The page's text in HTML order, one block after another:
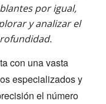
por igual,
y analizar el
con una vasta
especializados y
el número